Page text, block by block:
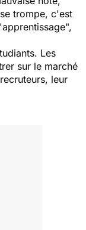
trompe, c'est
",
Les
sur le marché
leur